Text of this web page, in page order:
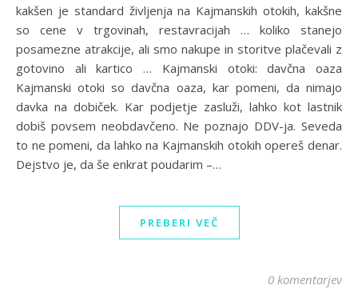
kakšen je standard življenja na Kajmanskih otokih, kakšne
so cene v trgovinah, restavracijah … koliko stanejo
posamezne atrakcije, ali smo nakupe in storitve plačevali z
gotovino ali kartico … Kajmanski otoki: davčna oaza
Kajmanski otoki so davčna oaza, kar pomeni, da nimajo
davka na dobiček. Kar podjetje zasluži, lahko kot lastnik
dobiš povsem neobdavčeno. Ne poznajo DDV-ja. Seveda
to ne pomeni, da lahko na Kajmanskih otokih opereš denar.
Dejstvo je, da še enkrat poudarim –…
PREBERI VEČ
0 komentarjev